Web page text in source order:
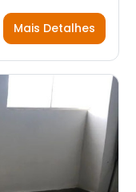
Mais Detalhes